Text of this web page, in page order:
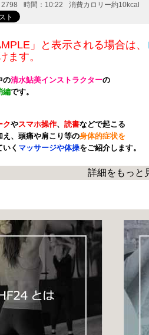
時間：10:22 消費カロリー約10kcal
」と表示される場合は、
ます。
の清水鮎美インストラクターの
編です。
クやスマホ操作、 読書などで起こる
え、頭痛や肩こり等の身体的症状を
いく マッサージや体操をご紹介します。
えるので仕事の休憩時間や
毎に20秒程
遠くを見たり
ことで短時間で回復していきます。
合は５分～10分程休憩し
していきましょう!!
詳細をもっと